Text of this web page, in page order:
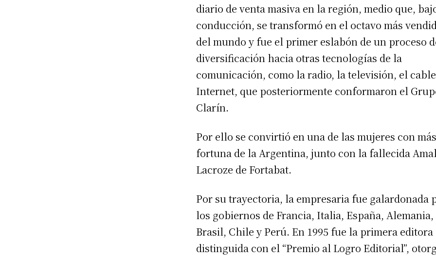
diario de venta masiva en la región, medio que,
conducción, se transformó en el octavo más
del mundo y fue el primer eslabón de un proceso
diversificación hacia otras tecnologías de la
comunicación, como la radio, la televisión, el
Internet, que posteriormente conformaron el
Clarín.
Por ello se convirtió en una de las mujeres con más
fortuna de la Argentina, junto con la fallecida
Lacroze de Fortabat.
Por su trayectoria, la empresaria fue galardonada
los gobiernos de Francia, Italia, España, Alemania,
Brasil, Chile y Perú. En 1995 fue la primera editora
distinguida con el “Premio al Logro Editorial”,